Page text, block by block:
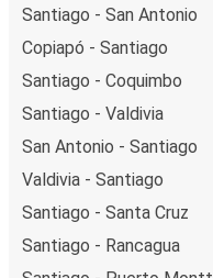
Santiago - San Antonio
Copiapó - Santiago
Santiago - Coquimbo
Santiago - Valdivia
San Antonio - Santiago
Valdivia - Santiago
Santiago - Santa Cruz
Santiago - Rancagua